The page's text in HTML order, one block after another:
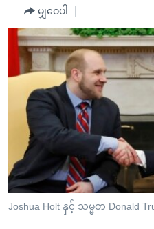
ကျော်
ကြည့်
ရန်
စာမျက်နှာ
သို့
ကျော်
ကြည့်
အစ္စရေး-ပါလက်စတိုင်း
အင်္ဂလိပ်စာလေ့လာမယ်
အမေရိကန်သုံးအီဒီယံ
မကြေးမုံရဲ့ အင်္ဂလိပ်စာ
ရုပ်ရှင်ထဲက အင်္ဂလိပ်စာ
သုတပဒေသာ အင်္ဂလိပ်စာ
အပတ်စဉ်ကဏ္ဍများ
ရေဒီယို
တီဗွီ
ရေဒီယိုနှင့်ရုပ်သံ အချက်အလက်
ရေဒီယို/တီဗွီအစီအစဉ်
Learning English
ဗွီအိုအေ လူမှုကွန်ယက်များ
မျှဝေပါ
Joshua Holt နှင့် သမ္မတ Donald